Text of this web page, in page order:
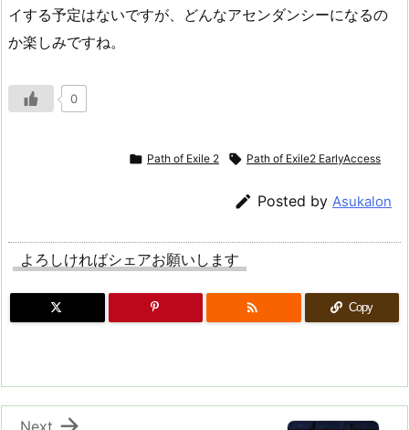
イする予定はないですが、どんなアセンダンシーになるの
か楽しみですね。
0
 Path of Exile 2  Path of Exile2 EarlyAccess
 Posted by Asukalon
よろしければシェアお願いします
 Copy
Next